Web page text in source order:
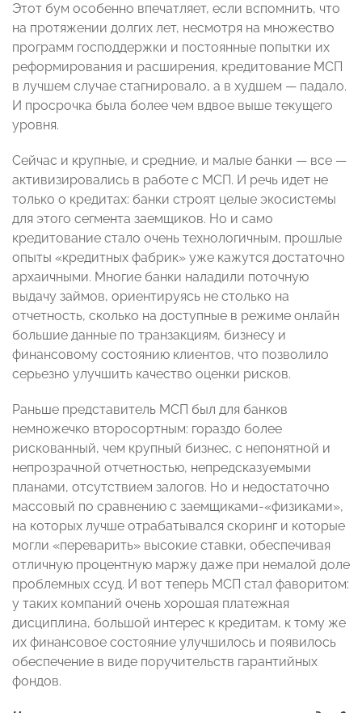
Этот бум особенно впечатляет, если вспомнить, что
на протяжении долгих лет, несмотря на множество
программ господдержки и постоянные попытки их
реформирования и расширения, кредитование МСП
в лучшем случае стагнировало, а в худшем — падало.
И просрочка была более чем вдвое выше текущего
уровня.
Сейчас и крупные, и средние, и малые банки — все —
активизировались в работе с МСП. И речь идет не
только о кредитах: банки строят целые экосистемы
для этого сегмента заемщиков. Но и само
кредитование стало очень технологичным, прошлые
опыты «кредитных фабрик» уже кажутся достаточно
архаичными. Многие банки наладили поточную
выдачу займов, ориентируясь не столько на
отчетность, сколько на доступные в режиме онлайн
большие данные по транзакциям, бизнесу и
финансовому состоянию клиентов, что позволило
серьезно улучшить качество оценки рисков.
Раньше представитель МСП был для банков
немножечко второсортным: гораздо более
рискованный, чем крупный бизнес, с непонятной и
непрозрачной отчетностью, непредсказуемыми
планами, отсутствием залогов. Но и недостаточно
массовый по сравнению с заемщиками-«физиками»,
на которых лучше отрабатывался скоринг и которые
могли «переварить» высокие ставки, обеспечивая
отличную процентную маржу даже при немалой доле
проблемных ссуд. И вот теперь МСП стал фаворитом:
у таких компаний очень хорошая платежная
дисциплина, большой интерес к кредитам, к тому же
их финансовое состояние улучшилось и появилось
обеспечение в виде поручительств гарантийных
фондов.